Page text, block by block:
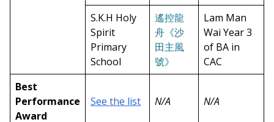
S.K.H Holy
Spirit
Primary
School
遙控龍
舟《沙
田主風
號》
Lam Man
Wai Year 3
of BA in
CAC
Best
Performance
Award
See the list N/A N/A